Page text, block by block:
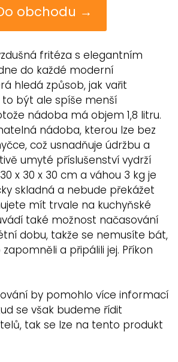
obchodu →
fritéza s elegantním
do každé moderní
hledá způsob, jak vařit
to být ale spíše menší
nádoba má objem 1,8 litru.
nádoba, kterou lze bez
což usnadňuje údržbu a
umyté příslušenství vydrží
x 30 x 30 cm a váhou 3 kg je
skladná a nebude překážet
mít trvale na kuchyňské
také možnost načasování
dobu, takže se nemusíte bát,
a připálili jej. Příkon
by pomohlo více informací
se však budeme řídit
tak se lze na tento produkt